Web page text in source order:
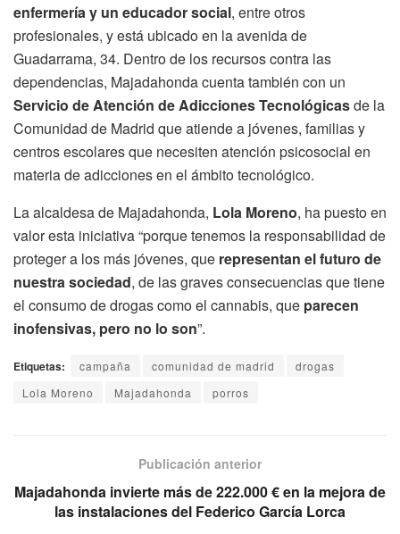
enfermería y un educador social, entre otros
profesionales, y está ubicado en la avenida de
Guadarrama, 34. Dentro de los recursos contra las
dependencias, Majadahonda cuenta también con un
Servicio de Atención de Adicciones Tecnológicasde la
Comunidad de Madrid que atiende a jóvenes, familias y
centros escolares que necesiten atención psicosocial en
materia de adicciones en el ámbito tecnológico.
La alcaldesa de Majadahonda, Lola Moreno, ha puesto en
valor esta iniciativa “porque tenemos la responsabilidad de
proteger a los más jóvenes, que representan el futuro de
nuestra sociedad, de las graves consecuencias que tiene
el consumo de drogas como el cannabis, que parecen
inofensivas, pero no lo son”.
Etiquetas: campaña comunidad de madrid
drogas
Lola Moreno
Majadahonda porros
Publicación anterior
Majadahonda invierte más de 222.000 € en la mejora de
las instalaciones del Federico García Lorca